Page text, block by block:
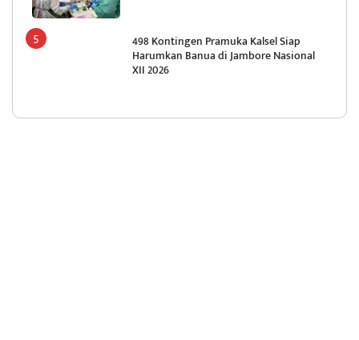
498 Kontingen Pramuka Kalsel Siap
Harumkan Banua di Jambore Nasional
XII 2026